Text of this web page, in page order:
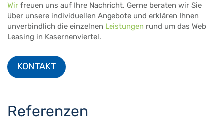
Wir freuen uns auf Ihre Nachricht. Gerne beraten wir Sie
über unsere individuellen Angebote und erklären Ihnen
unverbindlich die einzelnen Leistungen rund um das Web
Leasing in Kasernenviertel.
KONTAKT
Referenzen